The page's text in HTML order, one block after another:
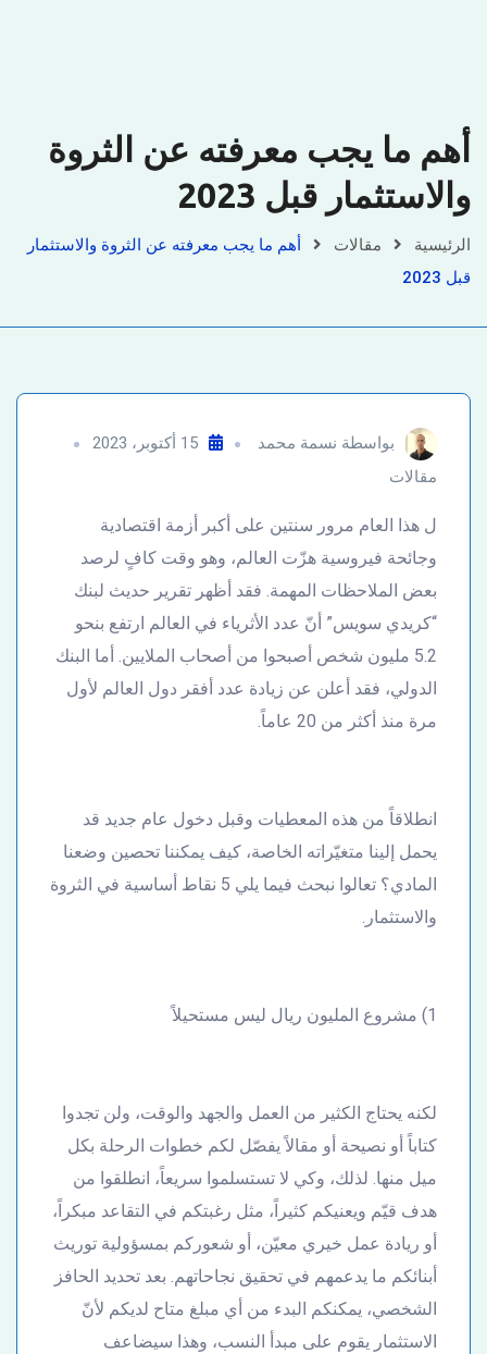
أهم ما يجب معرفته عن الثروة
والاستثمار قبل 2023
الرئيسية مقالات
أهم ما يجب معرفته عن الثروة والاستثمار
قبل 2023
بواسطة نسمة محمد
15 أكتوبر، 2023
مقالات
ل هذا العام مرور سنتين على أكبر أزمة اقتصادية
وجائحة فيروسية هزّت العالم، وهو وقت كافٍ لرصد
بعض الملاحظات المهمة. فقد أظهر تقرير حديث لبنك
“كريدي سويس” أنّ عدد الأثرياء في العالم ارتفع بنحو
5.2 مليون شخص أصبحوا من أصحاب الملايين. أما البنك
الدولي، فقد أعلن عن زيادة عدد أفقر دول العالم لأول
مرة منذ أكثر من 20 عاماً.
انطلاقاً من هذه المعطيات وقبل دخول عام جديد قد
يحمل إلينا متغيّراته الخاصة، كيف يمكننا تحصين وضعنا
المادي؟ تعالوا نبحث فيما يلي 5 نقاط أساسية في الثروة
والاستثمار.
1) مشروع المليون ريال ليس مستحيلاً
لكنه يحتاج الكثير من العمل والجهد والوقت، ولن تجدوا
كتاباً أو نصيحة أو مقالاً يفصّل لكم خطوات الرحلة بكل
ميل منها. لذلك، وكي لا تستسلموا سريعاً، انطلقوا من
هدف قيّم ويعنيكم كثيراً، مثل رغبتكم في التقاعد مبكراً،
أو ريادة عمل خيري معيّن، أو شعوركم بمسؤولية توريث
أبنائكم ما يدعمهم في تحقيق نجاحاتهم. بعد تحديد الحافز
الشخصي، يمكنكم البدء من أي مبلغ متاح لديكم لأنّ
الاستثمار يقوم على مبدأ النسب، وهذا سيضاعف